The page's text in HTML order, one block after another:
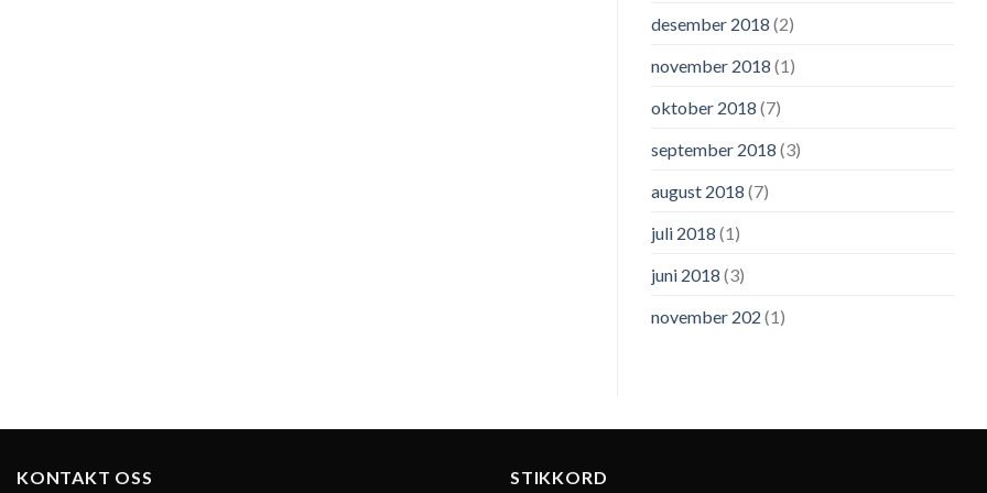
desember 2018 (2)
november 2018 (1)
oktober 2018 (7)
september 2018 (3)
august 2018 (7)
juli 2018 (1)
juni 2018 (3)
november 202 (1)
KONTAKT OSS STIKKORD